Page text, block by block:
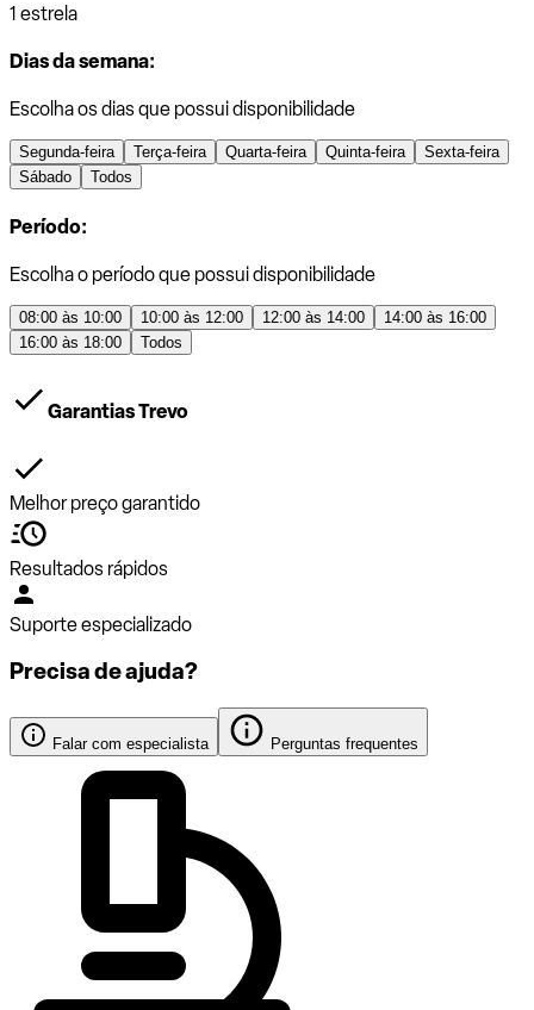
1 estrela
Dias da semana:
Escolha os dias que possui disponibilidade
Segunda-feira Terça-feira Quarta-feira Quinta-feira
Sexta-feira
Sábado
Todos
Período:
Escolha o período que possui disponibilidade
08:00 às 10:00 10:00 às 12:00 12:00 às 14:00
14:00 às 16:00
16:00 às 18:00
Todos
Garantias Trevo
Melhor preço garantido
Resultados rápidos
Suporte especializado
Precisa de ajuda?
Falar com especialista Perguntas frequentes